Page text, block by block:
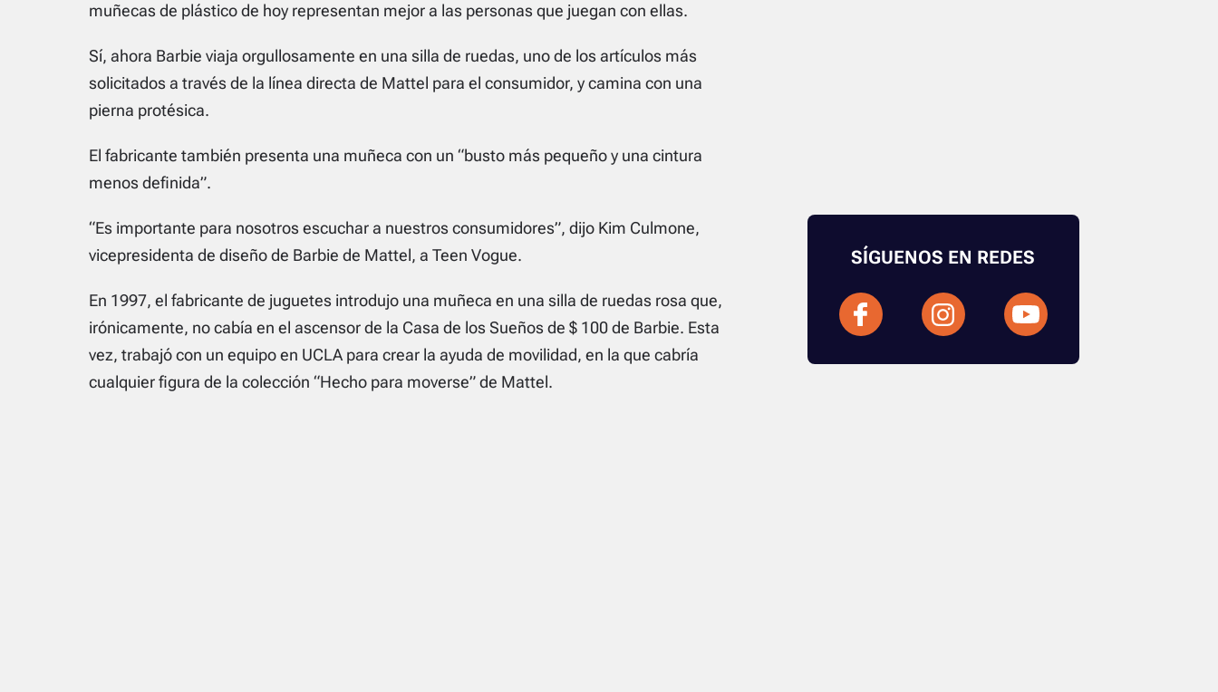
muñecas de plástico de hoy representan mejor a las personas que juegan con ellas.
Sí, ahora Barbie viaja orgullosamente en una silla de ruedas, uno de los artículos más
solicitados a través de la línea directa de Mattel para el consumidor, y camina con una
pierna protésica.
El fabricante también presenta una muñeca con un “busto más pequeño y una cintura
menos definida”.
“Es importante para nosotros escuchar a nuestros consumidores”, dijo Kim Culmone,
vicepresidenta de diseño de Barbie de Mattel, a Teen Vogue.
En 1997, el fabricante de juguetes introdujo una muñeca en una silla de ruedas rosa que,
irónicamente, no cabía en el ascensor de la Casa de los Sueños de $ 100 de Barbie. Esta
vez, trabajó con un equipo en UCLA para crear la ayuda de movilidad, en la que cabría
cualquier figura de la colección “Hecho para moverse” de Mattel.
SÍGUENOS EN REDES